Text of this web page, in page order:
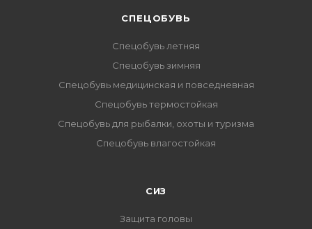
CПЕЦОБУВЬ
Спецобувь летняя
Спецобувь зимняя
Спецобувь медицинская и повседневная
Спецобувь термостойкая
Спецобувь для рыбалки, охоты и туризма
Спецобувь влагостойкая
СИЗ
Защита головы